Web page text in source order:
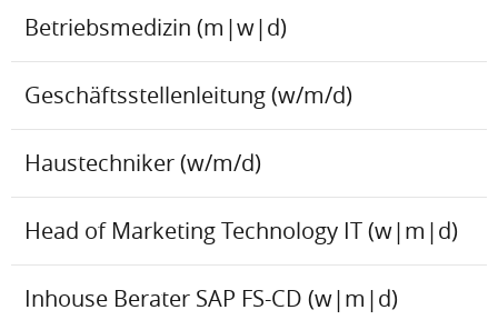
Betriebsmedizin (m|w|d)
Geschäftsstellenleitung (w/m/d)
Haustechniker (w/m/d)
Head of Marketing Technology IT (w|m|d)
Inhouse Berater SAP FS-CD (w|m|d)